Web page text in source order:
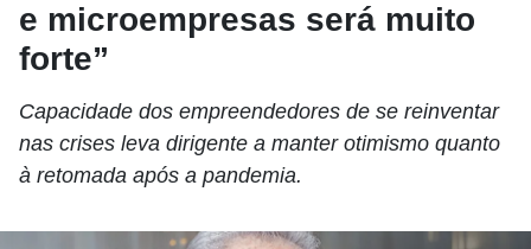
e microempresas será muito
forte”
Capacidade dos empreendedores de se reinventar
nas crises leva dirigente a manter otimismo quanto
à retomada após a pandemia.